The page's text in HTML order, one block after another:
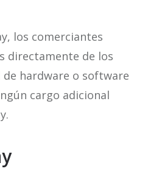
los comerciantes
directamente de los
de hardware o software
cargo adicional